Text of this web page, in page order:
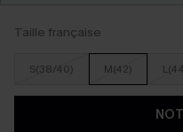
Taille française
S(38/40) M(42)